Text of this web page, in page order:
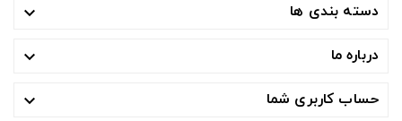
دسته بندی ها 
درباره ما 
حساب کاربری شما 